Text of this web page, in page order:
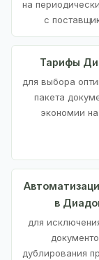
на
с
Тарифы
для выбора
пакета
экономии
в
для
дублирования